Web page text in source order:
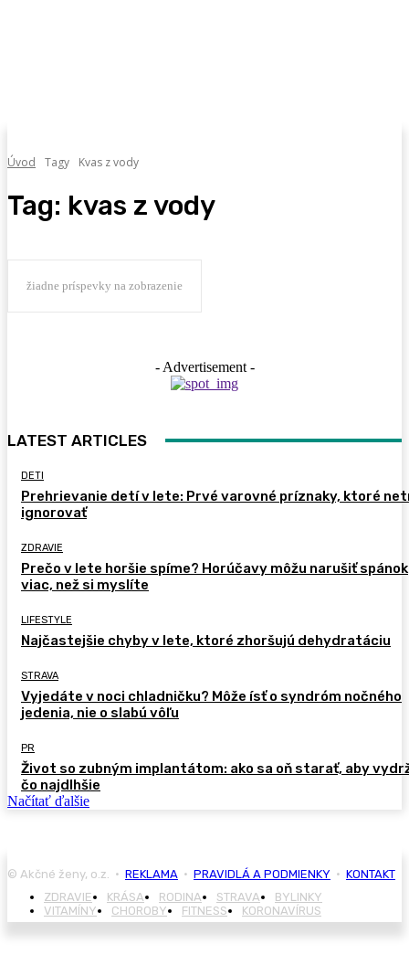
Úvod Tagy Kvas z vody
Tag: kvas z vody
žiadne príspevky na zobrazenie
- Advertisement -
LATEST ARTICLES
DETI
Prehrievanie detí v lete: Prvé varovné príznaky, ktoré
ignorovať
ZDRAVIE
Prečo v lete horšie spíme? Horúčavy môžu narušiť spánok
viac, než si myslíte
LIFESTYLE
Najčastejšie chyby v lete, ktoré zhoršujú dehydratáciu
STRAVA
Vyjedáte v noci chladničku? Môže ísť o syndróm nočného
jedenia, nie o slabú vôľu
PR
Život so zubným implantátom: ako sa oň starať, aby
čo najdlhšie
Načítať ďalšie
© Akčné ženy, o.z. • REKLAMA • PRAVIDLÁ A PODMIENKY • KONTAKT
ZDRAVIE
KRÁSA RODINA STRAVA
BYLINKY
VITAMÍNY
CHOROBY FITNESS KORONAVÍRUS